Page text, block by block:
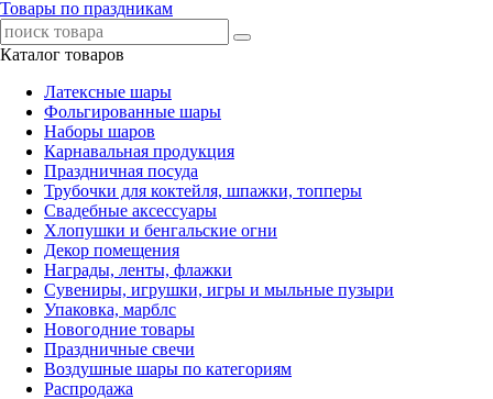
Товары по праздникам
Каталог товаров
Латексные шары
Фольгированные шары
Наборы шаров
Карнавальная продукция
Праздничная посуда
Трубочки для коктейля, шпажки, топперы
Свадебные аксессуары
Хлопушки и бенгальские огни
Декор помещения
Награды, ленты, флажки
Сувениры, игрушки, игры и мыльные пузыри
Упаковка, марблс
Новогодние товары
Праздничные свечи
Воздушные шары по категориям
Распродажа